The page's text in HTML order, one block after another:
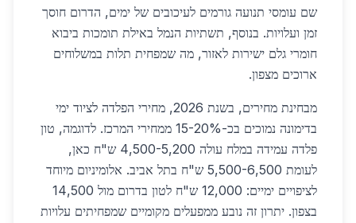
שם עומסי תנועה גורמים לעיכובים של ימים, הדרום חוסך
זמן ועלויות. בנוסף, תשתיות הנמל באילת תומכות ביבוא
חומרי גלם ישירות לאזור, מה שמפחית תלות במשלוחים
ארוכים מצפון.
מבחינת מחירים, בשנת 2026, מחירי הפלדה לציוד ימי
בדימונה נמוכים בכ-15-20% ממחירי המרכז. לדוגמה, טון
פלדה עמידה במלח עולה 4,500-5,200 ש"ח כאן,
לעומת 5,500-6,500 ש"ח בתל אביב. אלומיניום מיוחד
לציפויים ימיים: 12,000 ש"ח לטון בדרום מול 14,500
בצפון. יתרון זה נובע ממפעלים מקומיים שמפחיתים עלויות